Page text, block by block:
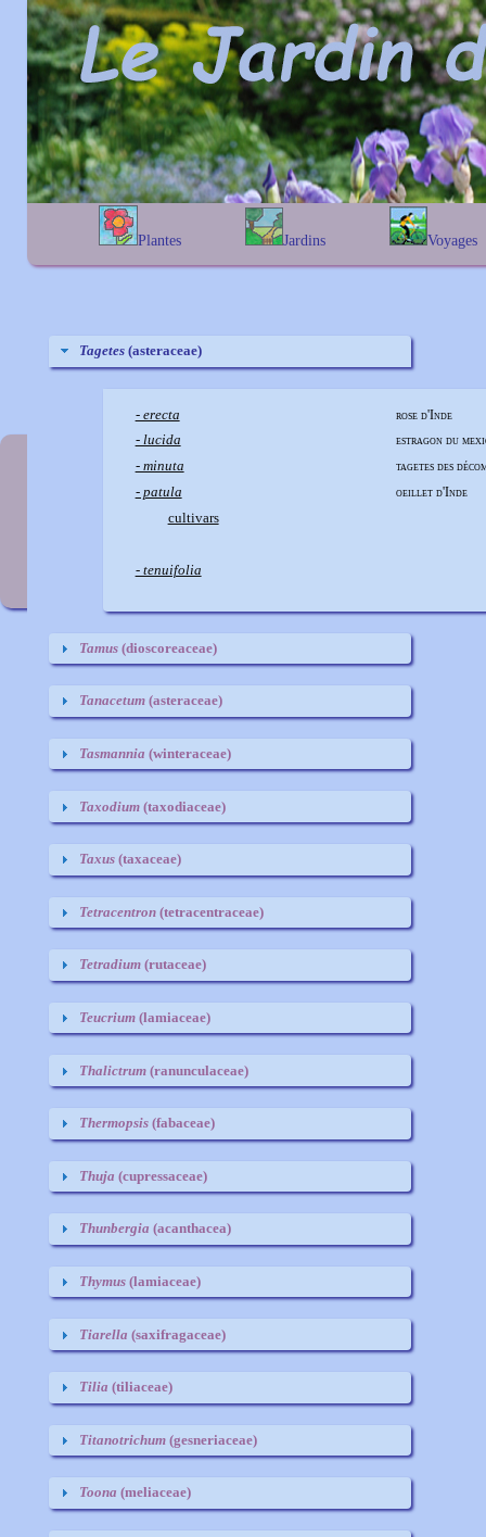
Plantes
A B C D
E
P
Q R
T
U
V W X
Y
Jardins
alphabétique
Voyages
En Belgique
Tagetes (asteraceae)
- erecta rose d'Inde
- lucida estragon du
- minuta tagetes des
- patula oeillet d'Inde
cultivars
- tenuifolia
Tamus (dioscoreaceae)
Tanacetum (asteraceae)
Tasmannia (winteraceae)
Taxodium (taxodiaceae)
Taxus (taxaceae)
Tetracentron (tetracentraceae)
Tetradium (rutaceae)
Teucrium (lamiaceae)
Thalictrum (ranunculaceae)
Thermopsis (fabaceae)
Thuja (cupressaceae)
Thunbergia (acanthacea)
Thymus (lamiaceae)
Tiarella (saxifragaceae)
Tilia (tiliaceae)
Titanotrichum (gesneriaceae)
Toona (meliaceae)